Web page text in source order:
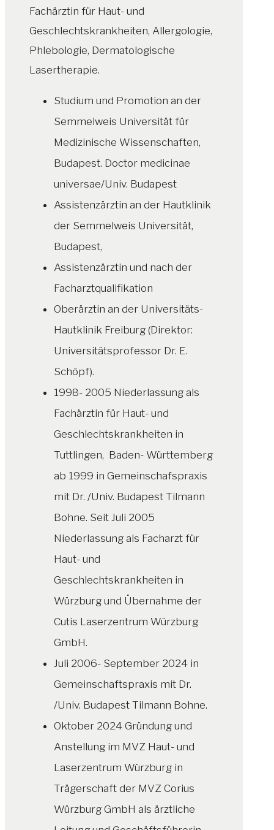
Fachärztin für Haut- und
Geschlechtskrankheiten, Allergologie,
Phlebologie, Dermatologische
Lasertherapie.
Studium und Promotion an der
Semmelweis Universität für
Medizinische Wissenschaften,
Budapest. Doctor medicinae
universae/Univ. Budapest
Assistenzärztin an der Hautklinik
der Semmelweis Universität,
Budapest,
Assistenzärztin und nach der
Facharztqualifikation
Oberärztin an der Universitäts-
Hautklinik Freiburg (Direktor:
Universitätsprofessor Dr. E.
Schöpf).
1998- 2005 Niederlassung als
Fachärztin für Haut- und
Geschlechtskrankheiten in
Tuttlingen, Baden- Württemberg
ab 1999 in Gemeinschafspraxis
mit Dr. /Univ. Budapest Tilmann
Bohne. Seit Juli 2005
Niederlassung als Facharzt für
Haut- und
Geschlechtskrankheiten in
Würzburg und Übernahme der
Cutis Laserzentrum Würzburg
GmbH.
Juli 2006- September 2024 in
Gemeinschaftspraxis mit Dr.
/Univ. Budapest Tilmann Bohne.
Oktober 2024 Gründung und
Anstellung im MVZ Haut- und
Laserzentrum Würzburg in
Trägerschaft der MVZ Corius
Würzburg GmbH als ärztliche